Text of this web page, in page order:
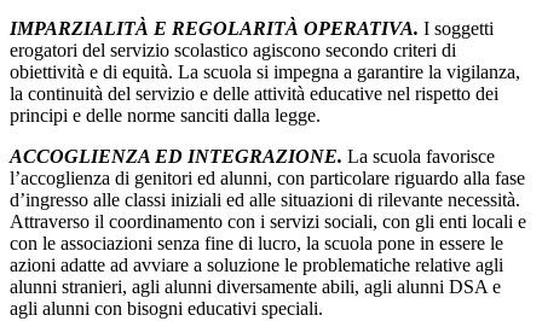
IMPARZIALITÀ E REGOLARITÀ OPERATIVA. I soggetti
erogatori del servizio scolastico agiscono secondo criteri di
obiettività e di equità. La scuola si impegna a garantire la vigilanza,
la continuità del servizio e delle attività educative nel rispetto dei
principi e delle norme sanciti dalla legge.
ACCOGLIENZA ED INTEGRAZIONE. La scuola favorisce
l’accoglienza di genitori ed alunni, con particolare riguardo alla fase
d’ingresso alle classi iniziali ed alle situazioni di rilevante necessità.
Attraverso il coordinamento con i servizi sociali, con gli enti locali e
con le associazioni senza fine di lucro, la scuola pone in essere le
azioni adatte ad avviare a soluzione le problematiche relative agli
alunni stranieri, agli alunni diversamente abili, agli alunni DSA e
agli alunni con bisogni educativi speciali.